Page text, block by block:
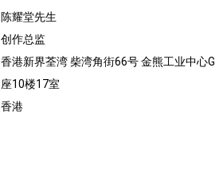
陈耀堂先生
创作总监
香港新界荃湾 柴湾角街66号 金熊工业中心G
座10楼17室
香港